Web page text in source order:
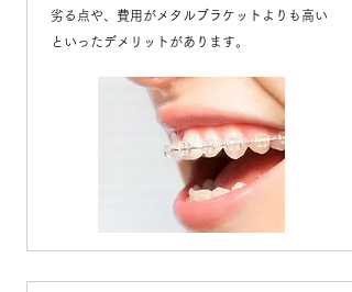
劣る点や、費用がメタルブラケットよりも高い
といったデメリットがあります。